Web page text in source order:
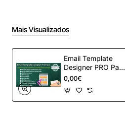
Mais Visualizados
Email Template
Designer PRO Pack
– Automação de e-
mail definitiva para
OpenCart
0,00€